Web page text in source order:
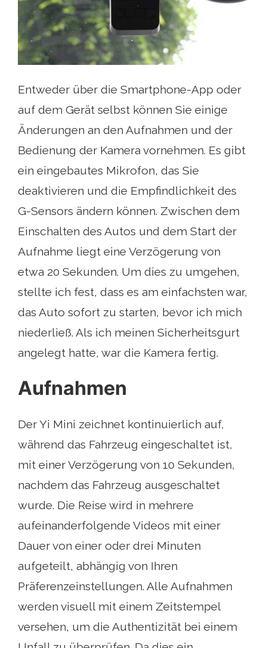
Entweder über die Smartphone-App oder
auf dem Gerät selbst können Sie einige
Änderungen an den Aufnahmen und der
Bedienung der Kamera vornehmen. Es gibt
ein eingebautes Mikrofon, das Sie
deaktivieren und die Empfindlichkeit des
G-Sensors ändern können. Zwischen dem
Einschalten des Autos und dem Start der
Aufnahme liegt eine Verzögerung von
etwa 20 Sekunden. Um dies zu umgehen,
stellte ich fest, dass es am einfachsten war,
das Auto sofort zu starten, bevor ich mich
niederließ. Als ich meinen Sicherheitsgurt
angelegt hatte, war die Kamera fertig.
Aufnahmen
Der Yi Mini zeichnet kontinuierlich auf,
während das Fahrzeug eingeschaltet ist,
mit einer Verzögerung von 10 Sekunden,
nachdem das Fahrzeug ausgeschaltet
wurde. Die Reise wird in mehrere
aufeinanderfolgende Videos mit einer
Dauer von einer oder drei Minuten
aufgeteilt, abhängig von Ihren
Präferenzeinstellungen. Alle Aufnahmen
werden visuell mit einem Zeitstempel
versehen, um die Authentizität bei einem